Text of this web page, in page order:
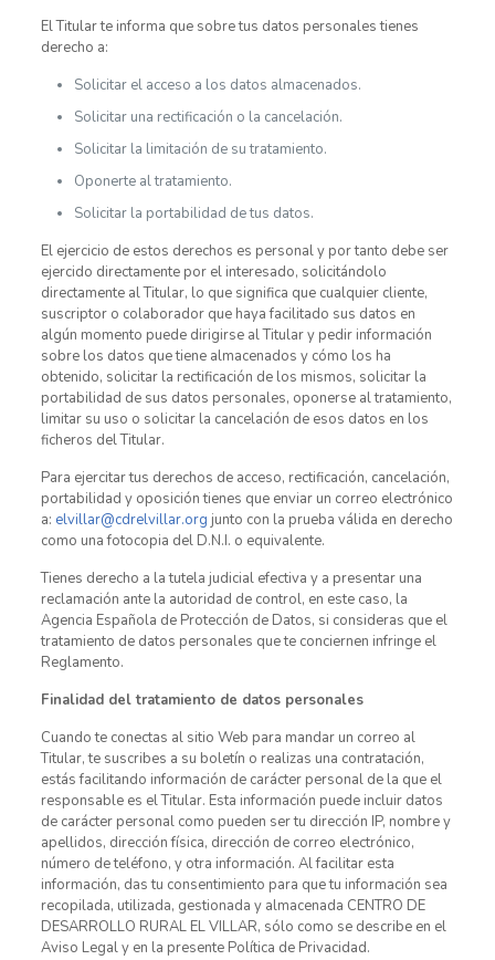
El Titular te informa que sobre tus datos personales tienes
derecho a:
Solicitar el acceso a los datos almacenados.
Solicitar una rectificación o la cancelación.
Solicitar la limitación de su tratamiento.
Oponerte al tratamiento.
Solicitar la portabilidad de tus datos.
El ejercicio de estos derechos es personal y por tanto debe ser
ejercido directamente por el interesado, solicitándolo
directamente al Titular, lo que significa que cualquier cliente,
suscriptor o colaborador que haya facilitado sus datos en
algún momento puede dirigirse al Titular y pedir información
sobre los datos que tiene almacenados y cómo los ha
obtenido, solicitar la rectificación de los mismos, solicitar la
portabilidad de sus datos personales, oponerse al tratamiento,
limitar su uso o solicitar la cancelación de esos datos en los
ficheros del Titular.
Para ejercitar tus derechos de acceso, rectificación, cancelación,
portabilidad y oposición tienes que enviar un correo electrónico
a: elvillar@cdrelvillar.org junto con la prueba válida en derecho
como una fotocopia del D.N.I. o equivalente.
Tienes derecho a la tutela judicial efectiva y a presentar una
reclamación ante la autoridad de control, en este caso, la
Agencia Española de Protección de Datos, si consideras que el
tratamiento de datos personales que te conciernen infringe el
Reglamento.
Finalidad del tratamiento de datos personales
Cuando te conectas al sitio Web para mandar un correo al
Titular, te suscribes a su boletín o realizas una contratación,
estás facilitando información de carácter personal de la que el
responsable es el Titular. Esta información puede incluir datos
de carácter personal como pueden ser tu dirección IP, nombre y
apellidos, dirección física, dirección de correo electrónico,
número de teléfono, y otra información. Al facilitar esta
información, das tu consentimiento para que tu información sea
recopilada, utilizada, gestionada y almacenada CENTRO DE
DESARROLLO RURAL EL VILLAR, sólo como se describe en el
Aviso Legal y en la presente Política de Privacidad.